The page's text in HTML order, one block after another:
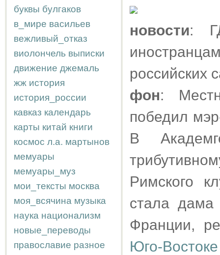
буквы булгаков
в_мире васильев
вежливый_отказ
виолончель выписки
движение джемаль
жж история
история_россии
кавказ календарь
карты китай книги
космос л.а. мартынов
мемуары
мемуары_муз
мои_тексты москва
моя_всячина музыка
наука национализм
новые_переводы
православие разное
новости:
российских
фон:
победил
В
Римского
стала дама
Франции,
Юго-